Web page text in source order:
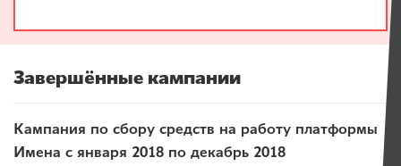
Завершённые кампании
Кампания по сбору средств на работу платформы
Имена с января 2018 по декабрь 2018